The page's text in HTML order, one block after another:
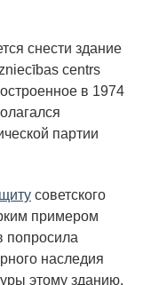
снести здание
centrs
в 1974
партии
советского
примером
попросила
наследия
этому зданию.